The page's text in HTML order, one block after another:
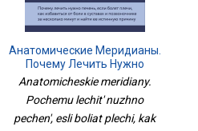
Анатомические Меридианы.
Почему Лечить Нужно
Печень, Если Болят Плечи,
Как Избавиться От Боли В
Суставах И Позвоночнике За
Несколько Минут И Найти Ее
Anatomicheskie meridiany.
Pochemu lechit' nuzhno
pechen', esli boliat plechi, kak